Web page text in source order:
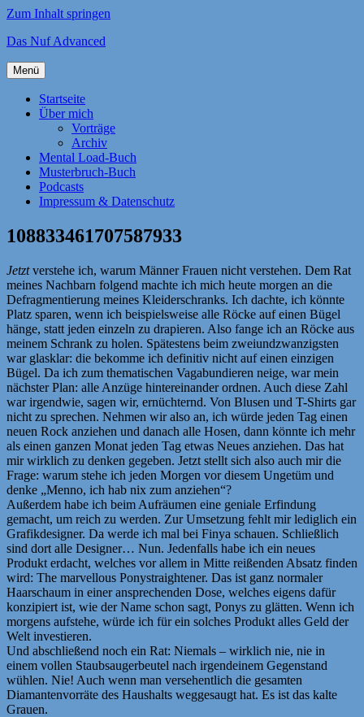
Zum Inhalt springen
Das Nuf Advanced
Menü
Startseite
Über mich
Vorträge
Archiv
Mental Load-Buch
Musterbruch-Buch
Podcasts
Impressum & Datenschutz
108833461707587933
Jetztverstehe ich, warum Männer Frauen nicht verstehen. Dem Rat
meines Nachbarn folgend machte ich mich heute morgen an die
Defragmentierung meines Kleiderschranks. Ich dachte, ich könnte
Platz sparen, wenn ich beispielsweise alle Röcke auf einen Bügel
hänge, statt jeden einzeln zu drapieren. Also fange ich an Röcke aus
meinem Schrank zu holen. Spätestens beim zweiundzwanzigsten
war glasklar: die bekomme ich definitiv nicht auf einen einzigen
Bügel. Da ich zum thematischen Vagabundieren neige, war mein
nächster Plan: alle Anzüge hintereinander ordnen. Auch diese Zahl
war irgendwie, sagen wir, ernüchternd. Von Blusen und T-Shirts gar
nicht zu sprechen. Nehmen wir also an, ich würde jeden Tag einen
neuen Rock anziehen und danach alle Hosen, dann könnte ich mehr
als einen ganzen Monat jeden Tag etwas Neues anziehen. Das hat
mir wirklich zu denken gegeben. Jetzt stellt sich also auch mir die
Frage: warum stehe ich jeden Morgen vor diesem Ungetüm und
denke „Menno, ich hab nix zum anziehen“?
Außerdem habe ich beim Aufräumen eine geniale Erfindung
gemacht, um reich zu werden. Zur Umsetzung fehlt mir lediglich ein
Grafikdesigner. Da werde ich mal bei Finya schauen. Schließlich
sind dort alle Designer… Nun. Jedenfalls habe ich ein neues
Produkt erdacht, welches vor allem in Mitte reißenden Absatz finden
wird: The marvellous Ponystraightener. Das ist ganz normaler
Haarschaum in einer ansprechenden Dose, welches eigens dafür
konzipiert ist, wie der Name schon sagt, Ponys zu glätten. Wenn ich
morgens aufstehe, würde ich für ein solches Produkt alles Geld der
Welt investieren.
Und abschließend noch ein Rat: Niemals – wirklich nie, nie in
einem vollen Staubsaugerbeutel nach irgendeinem Gegenstand
wühlen. Nie! Auch wenn man versehentlich die gesamten
Diamantenvorräte des Haushalts weggesaugt hat. Es ist das kalte
Grauen.